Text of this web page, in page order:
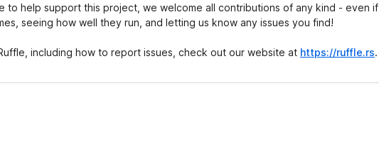
to help support this project, we welcome all contributions of any kind - even if
seeing how well they run, and letting us know any issues you find!
including how to report issues, check out our website at https://ruffle.rs.